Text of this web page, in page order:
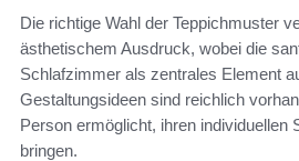
Die richtige Wahl der Teppichmuster
ästhetischem Ausdruck, wobei die
Schlafzimmer als zentrales Element
Gestaltungsideen sind reichlich
Person ermöglicht, ihren individuellen
bringen.